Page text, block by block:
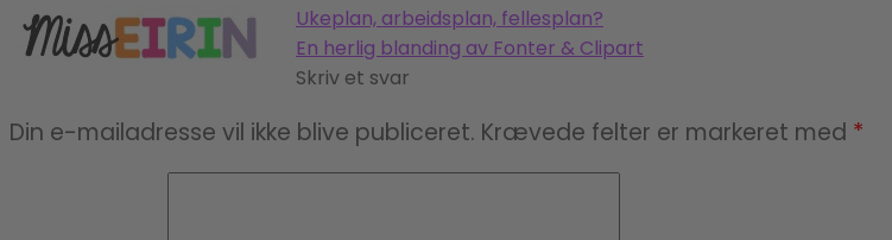
INDLÆGSNAVIGATIONPrevious
post:
Ukeplan, arbeidsplan, fellesplan?
Next
post:
En herlig blanding av Fonter & Clipart
Skriv et svar
Din e-mailadresse vil ikke blive publiceret. Krævede felter er markeret med *